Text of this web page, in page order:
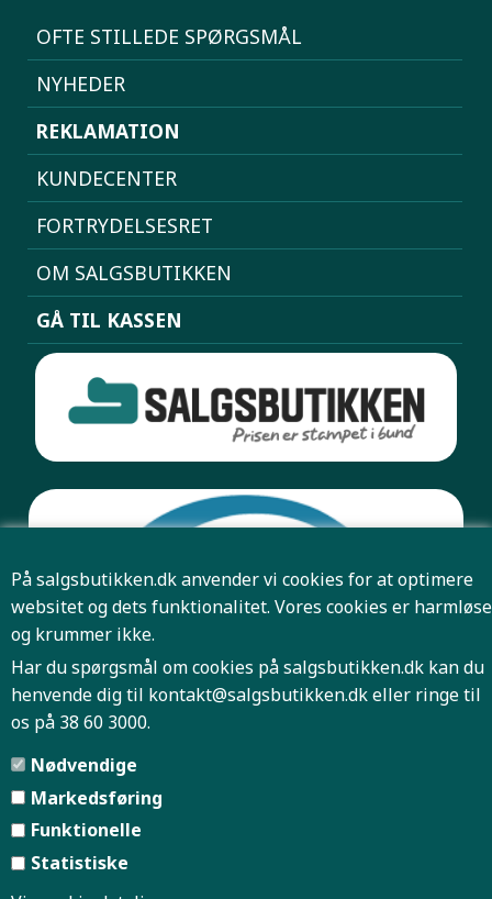
På salgsbutikken.dk anvender vi cookies for at optimere
websitet og dets funktionalitet. Vores cookies er harmløse
og krummer ikke.
Har du spørgsmål om cookies på salgsbutikken.dk kan du
henvende dig til kontakt@salgsbutikken.dkeller ringe til
os på 38 60 3000.
Nødvendige
Markedsføring
Funktionelle
Statistiske
OFTE STILLEDE SPØRGSMÅL
NYHEDER
REKLAMATION
KUNDECENTER
FORTRYDELSESRET
OM SALGSBUTIKKEN
GÅ TIL KASSEN
Pris og antal er først bindende når Salgsbutikken har